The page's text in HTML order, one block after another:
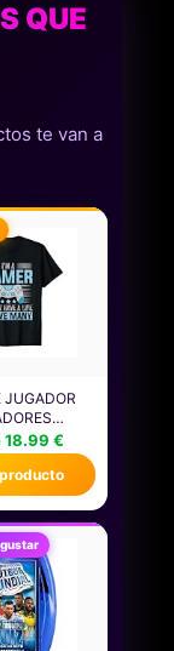
QUE
te van a
JUGADOR
JUEGOS
18.99 €
gustar